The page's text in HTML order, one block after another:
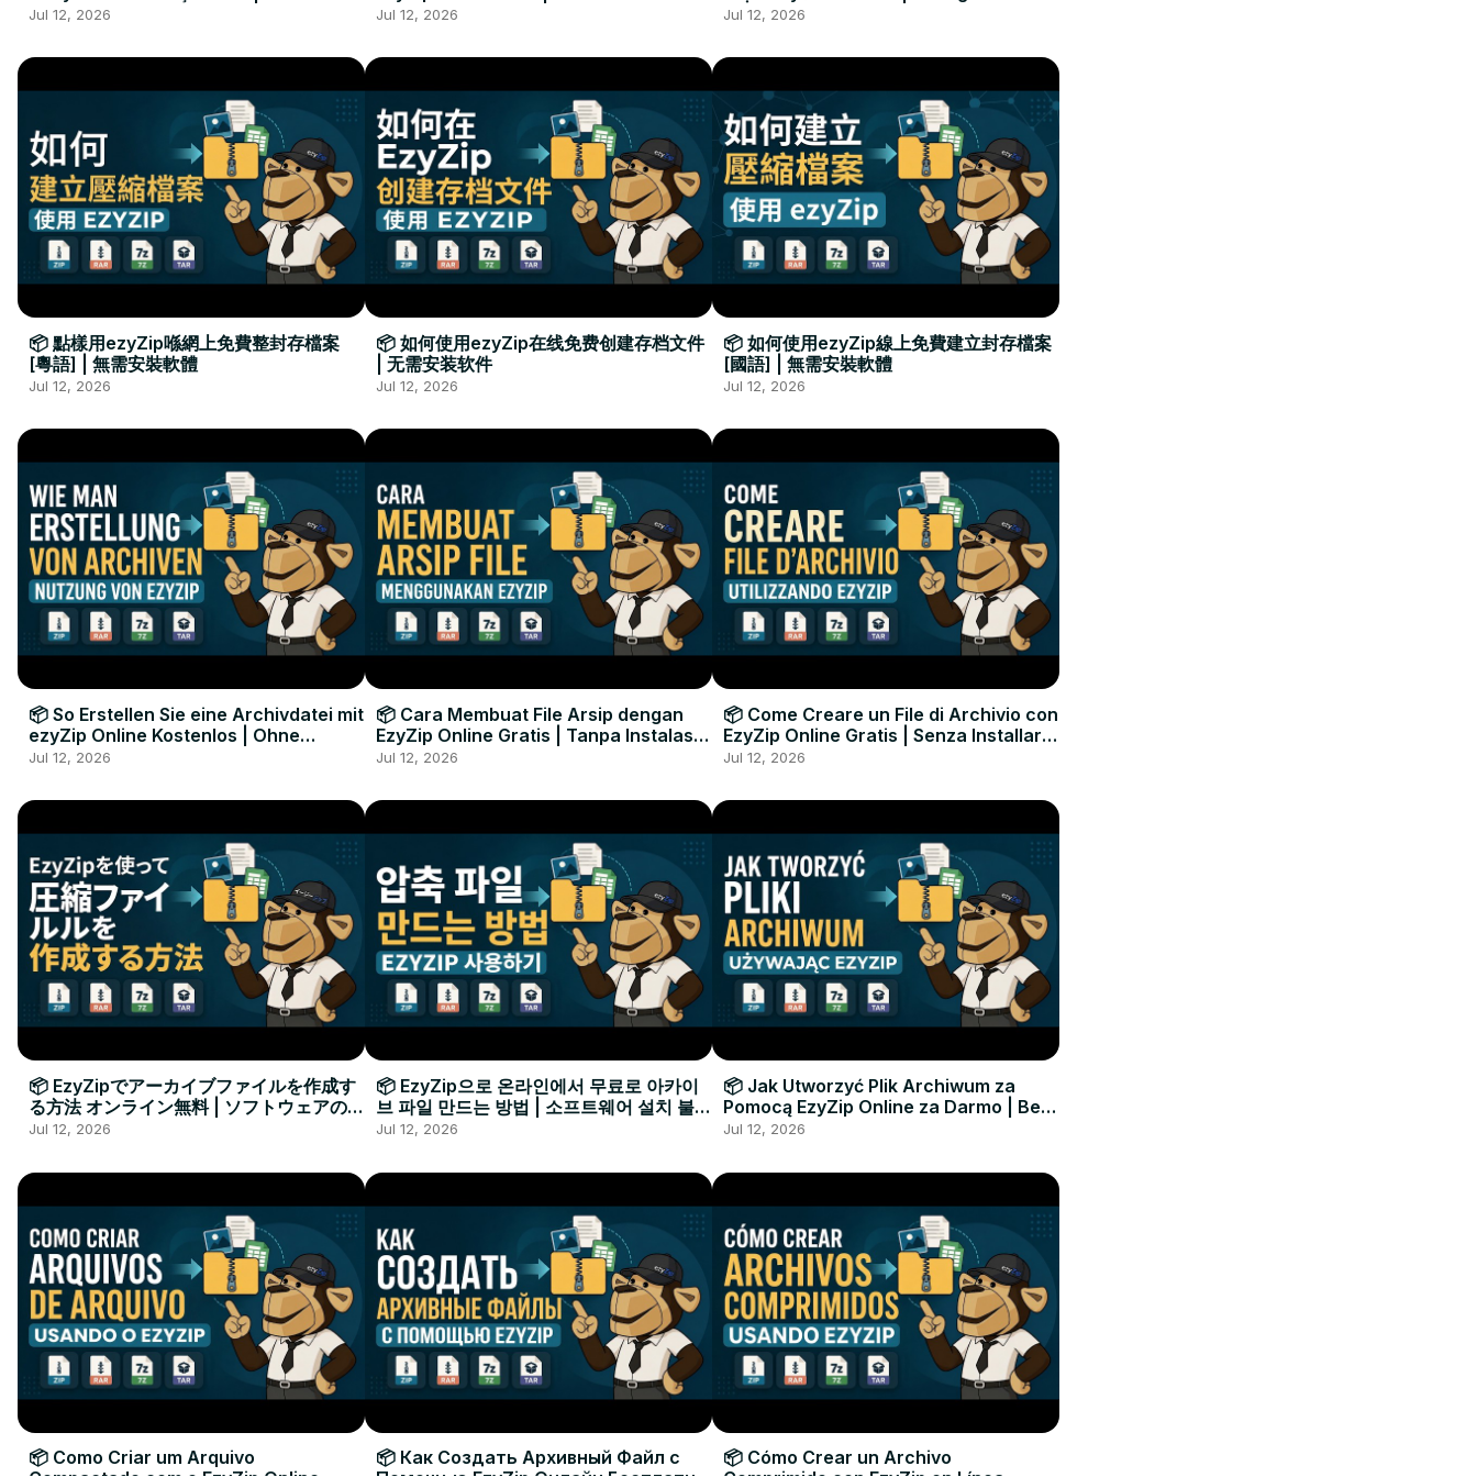
Kurulumu Gerekmez
Jul 12, 2026
Installation Required
Jul 12, 2026
Đặt Phần Mềm
Jul 12, 2026
📦 點樣用ezyZip喺網上免費整封存檔案
[粵語] | 無需安裝軟體
Jul 12, 2026
📦 如何使用ezyZip在线免费创建存档文件
| 无需安装软件
Jul 12, 2026
📦 如何使用ezyZip線上免費建立封存檔案
[國語] | 無需安裝軟體
Jul 12, 2026
📦 So Erstellen Sie eine Archivdatei mit
ezyZip Online Kostenlos | Ohne
Softwareinstallation
Jul 12, 2026
📦 Cara Membuat File Arsip dengan
EzyZip Online Gratis | Tanpa Instalasi
Perangkat Lunak
Jul 12, 2026
📦 Come Creare un File di Archivio con
EzyZip Online Gratis | Senza Installare
Software
Jul 12, 2026
📦 EzyZipでアーカイブファイルを作成す
る方法 オンライン無料 | ソフトウェアのイ
ンストール不要
Jul 12, 2026
📦 EzyZip으로 온라인에서 무료로 아카이
브 파일 만드는 방법 | 소프트웨어 설치 불필
요
Jul 12, 2026
📦 Jak Utworzyć Plik Archiwum za
Pomocą EzyZip Online za Darmo | Bez
Instalacji Oprogramowania
Jul 12, 2026
📦 Como Criar um Arquivo
📦 Как Создать Архивный Файл с
📦 Cómo Crear un Archivo